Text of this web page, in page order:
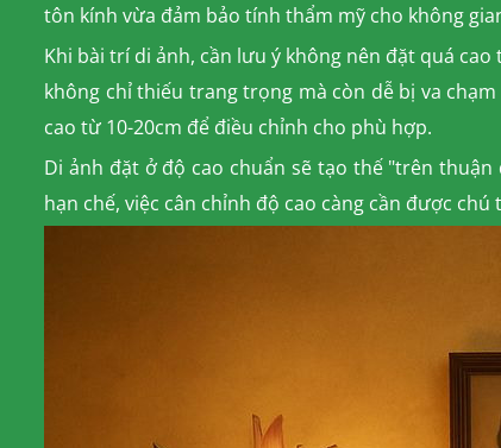
tôn kính vừa đảm bảo tính thẩm mỹ cho không
Khi bài trí di ảnh, cần lưu ý không nên đặt quá
không chỉ thiếu trang trọng mà còn dễ bị va
cao từ 10-20cm để điều chỉnh cho phù hợp.
Di ảnh đặt ở độ cao chuẩn sẽ tạo thế "trên
hạn chế, việc cân chỉnh độ cao càng cần được